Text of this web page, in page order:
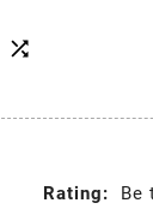

Rating: Be